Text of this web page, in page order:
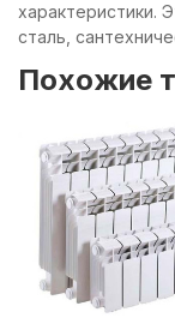
характеристики.
сталь,
Похожие